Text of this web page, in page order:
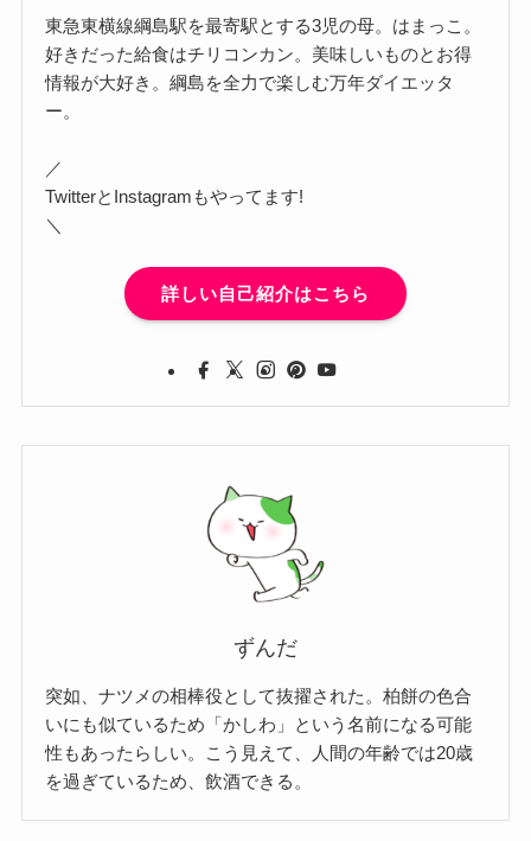
東急東横線綱島駅を最寄駅とする3児の母。はまっこ。
好きだった給食はチリコンカン。美味しいものとお得
情報が大好き。綱島を全力で楽しむ万年ダイエッタ
ー。
／
TwitterとInstagramもやってます!
＼
詳しい自己紹介はこちら
ずんだ
突如、ナツメの相棒役として抜擢された。柏餅の色合
いにも似ているため「かしわ」という名前になる可能
性もあったらしい。こう見えて、人間の年齢では20歳
を過ぎているため、飲酒できる。